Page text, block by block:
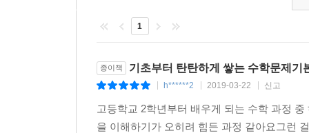
1
종이책 기초부터 탄탄하게 쌓는 수학문제기
h******2 2019-03-22 신고
고등학교 2학년부터 배우게 되는 수학 과정
을 이해하기가 오히려 힘든 과정 같아요그런